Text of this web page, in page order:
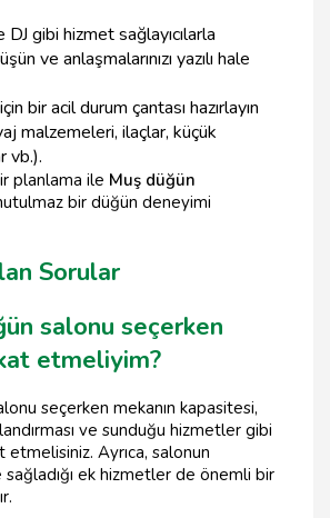
DJ gibi hizmet sağlayıcılarla
ve anlaşmalarınızı yazılı hale
bir acil durum çantası hazırlayın
malzemeleri, ilaçlar, küçük
vb.).
planlama ile Muş düğün
bir düğün deneyimi
Sorular
salonu seçerken
etmeliyim?
seçerken mekanın kapasitesi,
ve sunduğu hizmetler gibi
Ayrıca, salonun
ek hizmetler de önemli bir